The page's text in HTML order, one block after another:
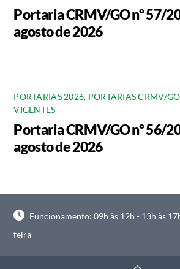
Portaria CRMV/GO nº 57/
agosto de 2026
PORTARIAS 2026, PORTARIAS CRMV/GO
VIGENTES
Portaria CRMV/GO nº 56/
agosto de 2026
Funcionamento: 09h às 12h - 13h às
feira